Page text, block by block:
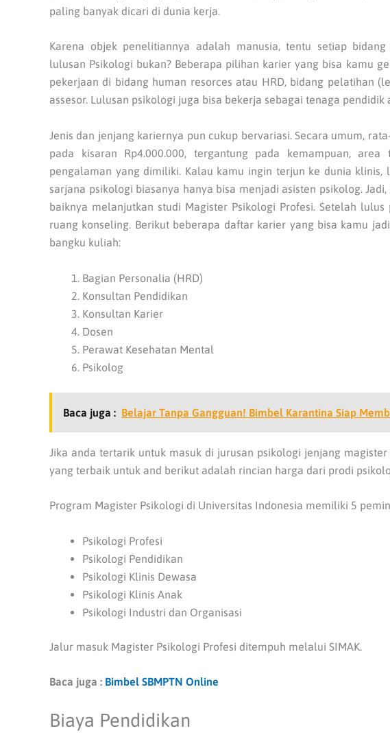
paling banyak dicari di dunia kerja.
Karena objek penelitiannya adalah manusia, tentu setiap
lulusan Psikologi bukan? Beberapa pilihan karier yang bisa kamu
pekerjaan di bidang human resorces atau HRD, bidang pelatihan
assesor. Lulusan psikologi juga bisa bekerja sebagai tenaga pendidik
Jenis dan jenjang kariernya pun cukup bervariasi. Secara umum,
pada kisaran Rp4.000.000, tergantung pada kemampuan,
pengalaman yang dimiliki. Kalau kamu ingin terjun ke dunia klinis,
sarjana psikologi biasanya hanya bisa menjadi asisten psikolog.
baiknya melanjutkan studi Magister Psikologi Profesi. Setelah lulus
ruang konseling. Berikut beberapa daftar karier yang bisa kamu
bangku kuliah:
Bagian Personalia (HRD)
Konsultan Pendidikan
Konsultan Karier
Dosen
Perawat Kesehatan Mental
Psikolog
Baca juga : Belajar Tanpa Gangguan! Bimbel Karantina Siap
Jika anda tertarik untuk masuk di jurusan psikologi jenjang
yang terbaik untuk and berikut adalah rincian harga dari prodi
Program Magister Psikologi di Universitas Indonesia memiliki 5
Psikologi Profesi
Psikologi Pendidikan
Psikologi Klinis Dewasa
Psikologi Klinis Anak
Psikologi Industri dan Organisasi
Jalur masuk Magister Psikologi Profesi ditempuh melalui SIMAK.
Baca juga : Bimbel SBMPTN Online
Biaya Pendidikan